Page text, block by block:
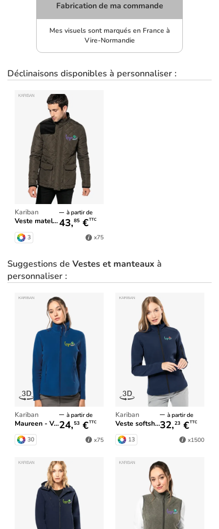
Fabrication de ma commande
Mes visuels sont marqués en France à
Vire-Normandie
Déclinaisons disponibles à personnaliser :
Kariban
Veste matelassée homme
à partir de
43,85 €TTC
3 x75
Suggestions de Vestes et manteaux à
personnaliser :
Kariban
Maureen - Veste micropolaire femme
à partir de
24,53 €TTC
30 x75
Kariban
Veste softshell femme
à partir de
32,23 €TTC
13 x1500